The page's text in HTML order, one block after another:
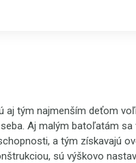
aj tým najmenším deťom
Aj malým batoľatám
a tým získavajú
sú výškovo